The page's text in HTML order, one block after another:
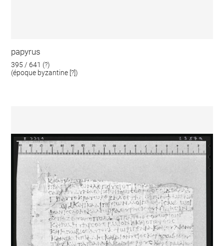
papyrus
395 / 641 (?)
(époque byzantine [?])